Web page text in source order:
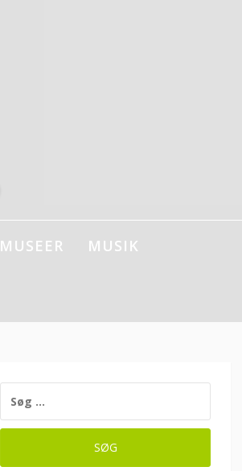
MUSEER MUSIK
EFTER: